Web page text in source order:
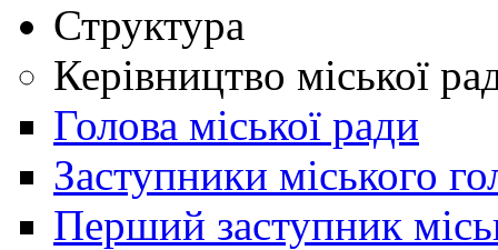
Структура
Керівництво міської
Голова міської ради
Заступники міського
Перший заступник